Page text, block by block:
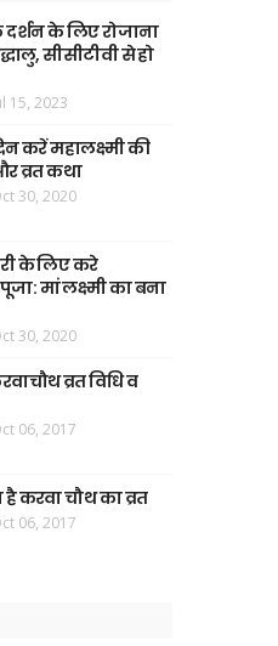
के लिए रोजाना
सीसीटीवी से हो
15, 2023
करें महालक्ष्मी की
व्रत कथा
30, 2020
के लिए करे
मां लक्ष्मी का बना
30, 2020
व्रत विधि व
06, 2017
करवा चौथ का व्रत
06, 2017